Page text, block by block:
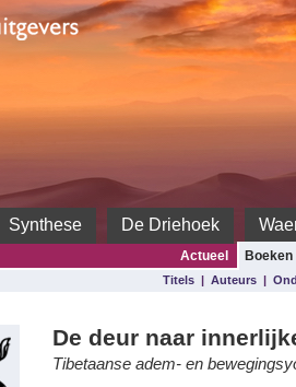
Synthese De Driehoek
Actueel Boeken
Titels | Auteurs |
De deur naar
Tibetaanse adem- en